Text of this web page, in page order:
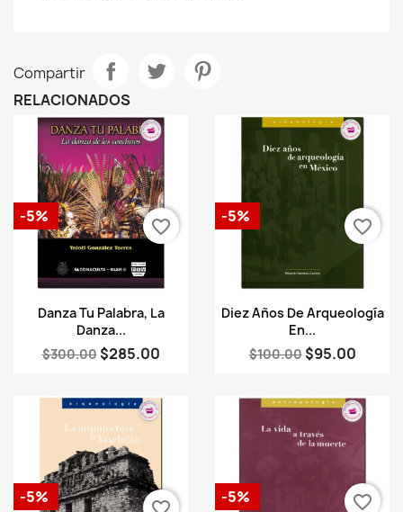
Compartir
RELACIONADOS
Vista rápida
Danza Tu Palabra, La
Danza...
$300.00 $285.00
-5%
favorite_border
Vista rápida
Diez Años De Arqueología
En...
$100.00 $95.00
-5%
favorite_border
-5% -5% favorite_border